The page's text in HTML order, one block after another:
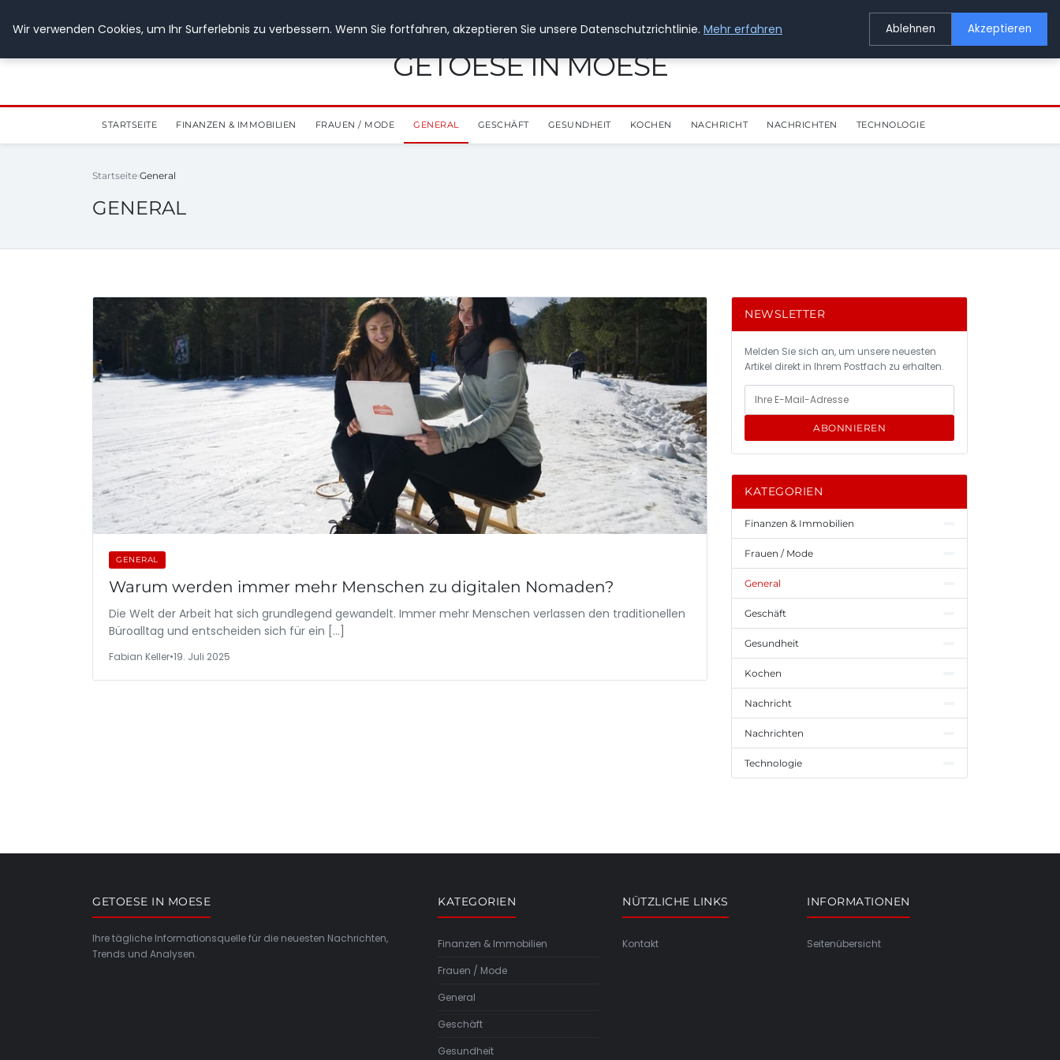
GETOESE IN MOESE
STARTSEITE FINANZEN & IMMOBILIEN FRAUEN / MODE GENERAL GESCHÄFT GESUNDHEIT KOCHEN NACHRICHT NACHRICHTEN TECHNOLOGIE
Startseite General
GENERAL
GENERAL
Warum werden immer mehr Menschen zu digitalen Nomaden?
Die Welt der Arbeit hat sich grundlegend gewandelt. Immer mehr Menschen verlassen den traditionellen
Büroalltag und entscheiden sich für ein […]
Fabian Keller•19. Juli 2025
NEWSLETTER
Melden Sie sich an, um unsere neuesten
Artikel direkt in Ihrem Postfach zu erhalten.
ABONNIEREN
KATEGORIEN
Finanzen & Immobilien
Frauen / Mode
General
Geschäft
Gesundheit
Kochen
Nachricht
Nachrichten
Technologie
GETOESE IN MOESE
Ihre tägliche Informationsquelle für die neuesten Nachrichten,
Trends und Analysen.
KATEGORIEN
Finanzen & Immobilien
Frauen / Mode
General
Geschäft
Gesundheit
NÜTZLICHE LINKS
Kontakt
INFORMATIONEN
Seitenübersicht
Wir verwenden Cookies, um Ihr Surferlebnis zu verbessern. Wenn Sie fortfahren, akzeptieren Sie unsere Datenschutzrichtlinie. Mehr erfahren Ablehnen Akzeptieren